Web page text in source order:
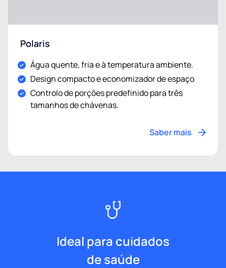
Polaris
Água quente, fria e à temperatura ambiente.
Design compacto e economizador de espaço
Controlo de porções predefinido para três
tamanhos de chávenas.
Saber mais
Ideal para cuidados
de saúde